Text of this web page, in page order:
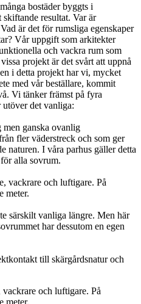
bostäder byggts i
resultat. Var är
är det för rumsliga egenskaper
Vår uppgift som arkitekter
och vackra rum som
projekt är det svårt att uppnå
i detta projekt har vi, mycket
med vår beställare, kommit
Vi tänker främst på fyra
utöver det vanliga:
ganska ovanlig
fler väderstreck och som ger
naturen. I våra parhus gäller detta
alla sovrum.
vackrare och luftigare. På
meter.
särskilt vanliga längre. Men här
har dessutom en egen
till skärgårdsnatur och
och luftigare. På
meter.